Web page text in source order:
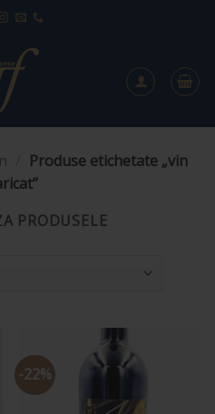
Produse etichetate „vin
PRODUSELE
-22%